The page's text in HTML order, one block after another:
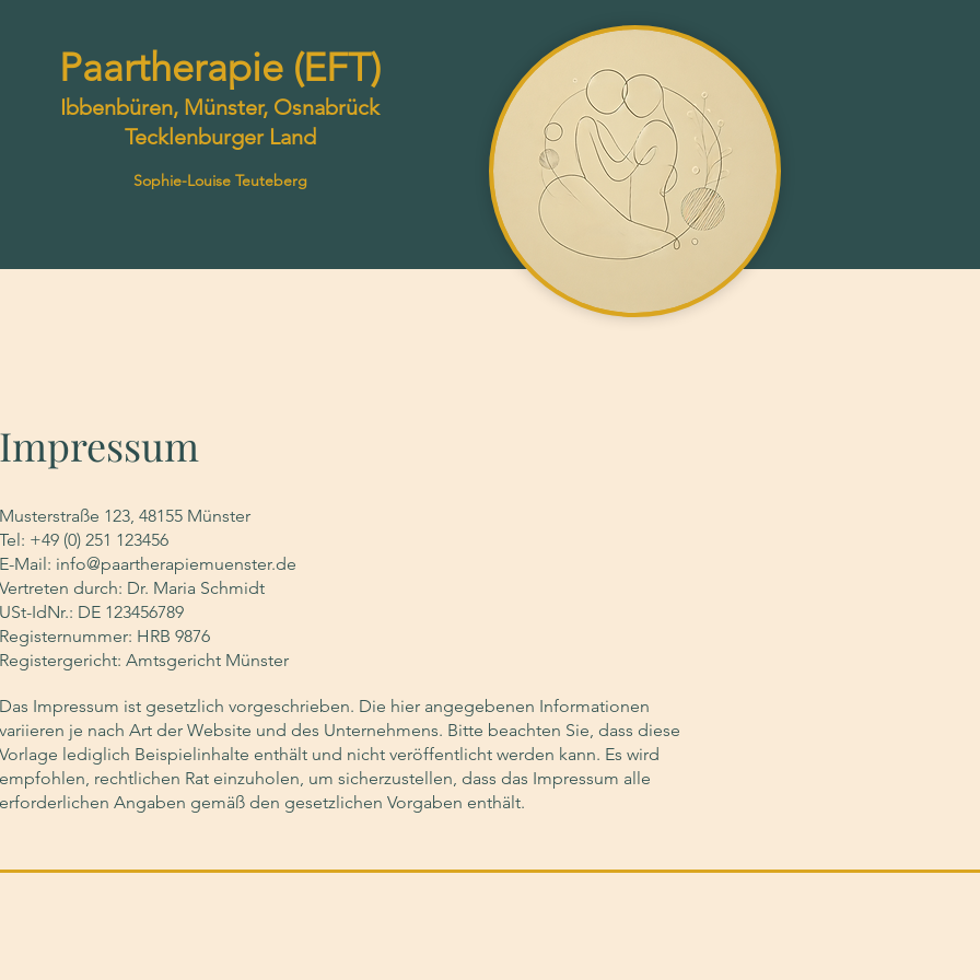
Paartherapie (EFT)
Ibbenbüren, Münster, Osnabrück
Tecklenburger Land
Sophie-Louise Teuteberg
Impressum
Musterstraße 123, 48155 Münster
Tel: +49 (0) 251 123456
E-Mail: info@paartherapiemuenster.de
Vertreten durch: Dr. Maria Schmidt
USt-IdNr.: DE 123456789
Registernummer: HRB 9876
Registergericht: Amtsgericht Münster
Das Impressum ist gesetzlich vorgeschrieben. Die hier angegebenen Informationen
variieren je nach Art der Website und des Unternehmens. Bitte beachten Sie, dass diese
Vorlage lediglich Beispielinhalte enthält und nicht veröffentlicht werden kann. Es wird
empfohlen, rechtlichen Rat einzuholen, um sicherzustellen, dass das Impressum alle
erforderlichen Angaben gemäß den gesetzlichen Vorgaben enthält.